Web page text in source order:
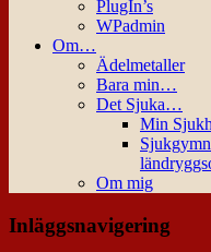
PlugIn’s
WPadmin
Om…
Ädelmetaller
Bara min…
Det Sjuka…
Min
Om mig
Inläggsnavigering